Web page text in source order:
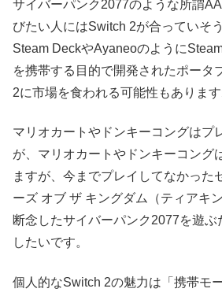
サイバーパンク2077のような所謂
びたい人にはSwitch 2が合っていそ
Steam DeckやAyaneoのように
を携帯する目的で開発されたポータ
2に市場を食われる可能性もあります
マリオカートやドンキーコングはプ
が、マリオカートやドンキーコング
ますが、今までプレイしてなかった
ーズ オブ ザ キングダム（ティアキ
断念したサイバーパンク2077を遊ぶ
したいです。
個人的なSwitch 2の魅力は「携帯モ